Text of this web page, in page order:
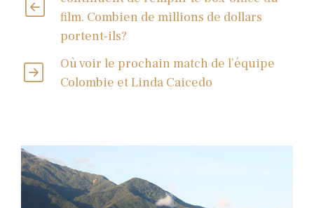
film. Combien de millions de dollars
portent-ils?
Où voir le prochain match de l’équipe
Colombie et Linda Caicedo